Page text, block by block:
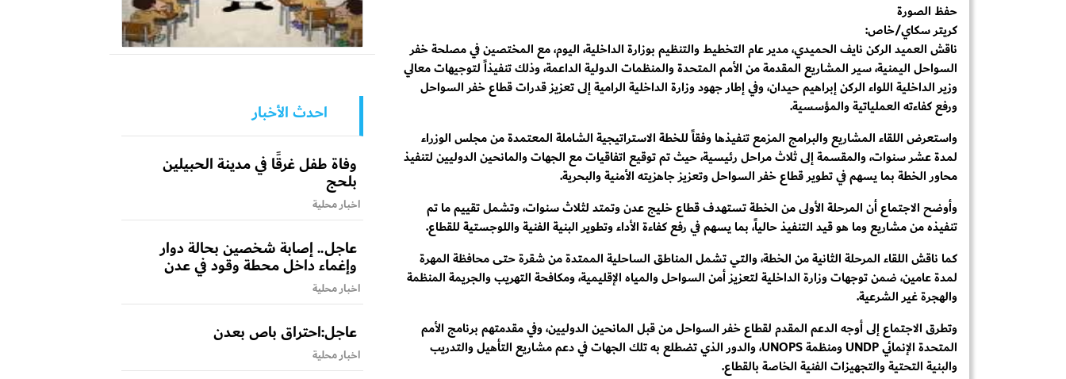
حفظ الصورة
كريتر سكاي/خاص:
ناقش العميد الركن نايف الحميدي، مدير عام التخطيط والتنظيم بوزارة الداخلية، اليوم، مع المختصين في مصلحة خفر
السواحل اليمنية، سير المشاريع المقدمة من الأمم المتحدة والمنظمات الدولية الداعمة، وذلك تنفيذاً لتوجيهات معالي
وزير الداخلية اللواء الركن إبراهيم حيدان، وفي إطار جهود وزارة الداخلية الرامية إلى تعزيز قدرات قطاع خفر السواحل
ورفع كفاءته العملياتية والمؤسسية.
واستعرض اللقاء المشاريع والبرامج المزمع تنفيذها وفقاً للخطة الاستراتيجية الشاملة المعتمدة من مجلس الوزراء
لمدة عشر سنوات، والمقسمة إلى ثلاث مراحل رئيسية، حيث تم توقيع اتفاقيات مع الجهات والمانحين الدوليين لتنفيذ
محاور الخطة بما يسهم في تطوير قطاع خفر السواحل وتعزيز جاهزيته الأمنية والبحرية.
وأوضح الاجتماع أن المرحلة الأولى من الخطة تستهدف قطاع خليج عدن وتمتد لثلاث سنوات، وتشمل تقييم ما تم
تنفيذه من مشاريع وما هو قيد التنفيذ حالياً، بما يسهم في رفع كفاءة الأداء وتطوير البنية الفنية واللوجستية للقطاع.
كما ناقش اللقاء المرحلة الثانية من الخطة، والتي تشمل المناطق الساحلية الممتدة من شقرة حتى محافظة المهرة
لمدة عامين، ضمن توجهات وزارة الداخلية لتعزيز أمن السواحل والمياه الإقليمية، ومكافحة التهريب والجريمة المنظمة
والهجرة غير الشرعية.
وتطرق الاجتماع إلى أوجه الدعم المقدم لقطاع خفر السواحل من قبل المانحين الدوليين، وفي مقدمتهم برنامج الأمم
المتحدة الإنمائي UNDP ومنظمة UNOPS، والدور الذي تضطلع به تلك الجهات في دعم مشاريع التأهيل والتدريب
والبنية التحتية والتجهيزات الفنية الخاصة بالقطاع.
احدث الأخبار
وفاة طفل غرقًا في مدينة الحبيلين
بلحج
اخبار محلية
عاجل.. إصابة شخصين بحالة دوار
وإغماء داخل محطة وقود في عدن
اخبار محلية
عاجل:احتراق باص بعدن
اخبار محلية